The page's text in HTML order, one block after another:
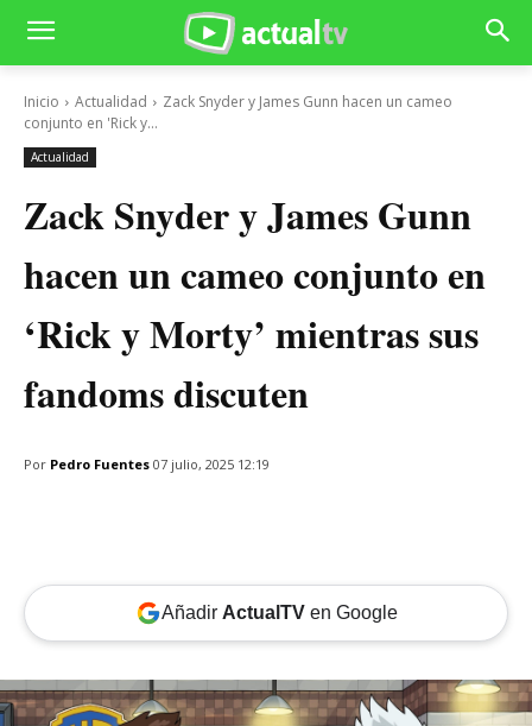
Inicio Actualidad
Zack Snyder y James Gunn hacen un cameo
conjunto en 'Rick y...
Actualidad
Zack Snyder y James Gunn
hacen un cameo conjunto en
‘Rick y Morty’ mientras sus
fandoms discuten
Por Pedro Fuentes 07 julio, 2025 12:19
Añadir ActualTVen Google